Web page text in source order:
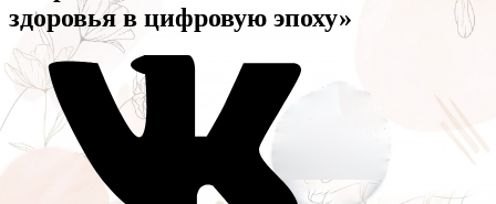
здоровья в цифровую эпоху»